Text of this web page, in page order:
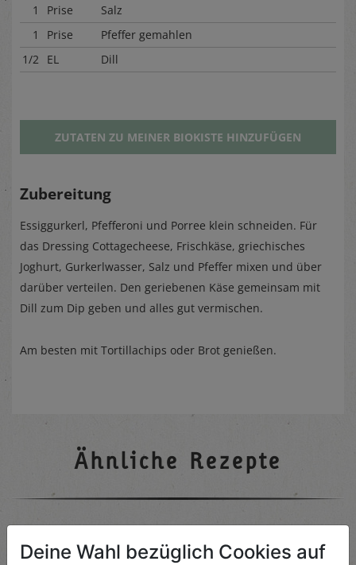
1
Prise
Salz
1
Prise
Pfeffer gemahlen
1/2 EL Dill
ZUTATEN ZU MEINER BIOKISTE HINZUFÜGEN
Zubereitung
Essiggurkerl, Pfefferoni und Porree klein schneiden. Für
das Dressing Cottagecheese, Frischkäse, griechisches
Joghurt, Gurkerlwasser, Salz und Pfeffer mixen und über
darüber verteilen. Den geriebenen Käse gemeinsam mit
Dill zum Dip geben und alles gut vermischen.
Am besten mit Tortillachips oder Brot genießen.
Ähnliche Rezepte
Deine Wahl bezüglich Cookies auf